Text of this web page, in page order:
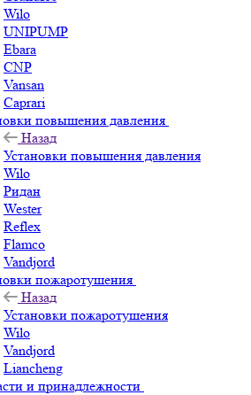
Wilo
UNIPUMP
Ebara
CNP
Vansan
Caprari
повышения давления
Назад
Установки повышения давления
Wilo
Ридан
Wester
Reflex
Flamco
Vandjord
пожаротушения
Назад
Установки пожаротушения
Wilo
Vandjord
Liancheng
и принадлежности